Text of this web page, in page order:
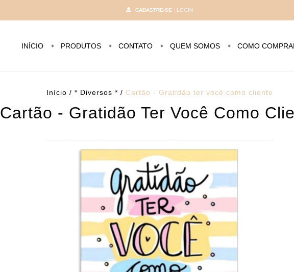
CADASTRE-SE LOGIN
INÍCIO PRODUTOS CONTATO QUEM SOMOS COMO
Início / * Diversos * / Cartão - Gratidão ter você como cliente
Cartão - Gratidão Ter Você Como